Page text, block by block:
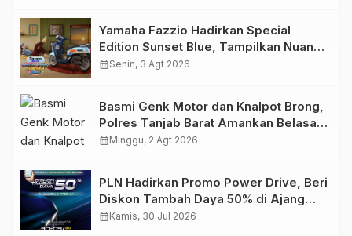
Yamaha Fazzio Hadirkan Special
Edition Sunset Blue, Tampilkan Nuansa
Retro Summer yang Semakin Skena
calendar_monthSenin, 3 Agt 2026
Basmi Genk Motor dan Knalpot Brong,
Polres Tanjab Barat Amankan Belasan
Kendaraan
calendar_monthMinggu, 2 Agt 2026
PLN Hadirkan Promo Power Drive, Beri
Diskon Tambah Daya 50% di Ajang
GIIAS 2026
calendar_monthKamis, 30 Jul 2026